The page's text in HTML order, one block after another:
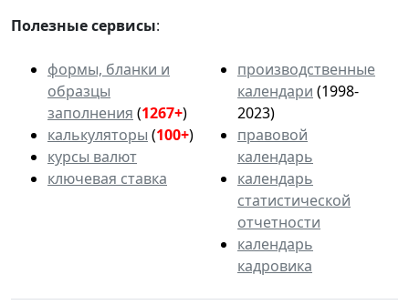
Полезные сервисы:
формы, бланки и
образцы
заполнения (1267+)
калькуляторы (100+)
курсы валют
ключевая ставка
производственные
календари (1998-
2023)
правовой
календарь
календарь
статистической
отчетности
календарь
кадровика